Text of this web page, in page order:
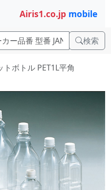
Airis1.co.jp mobile
検索
ボトル PET1L平角